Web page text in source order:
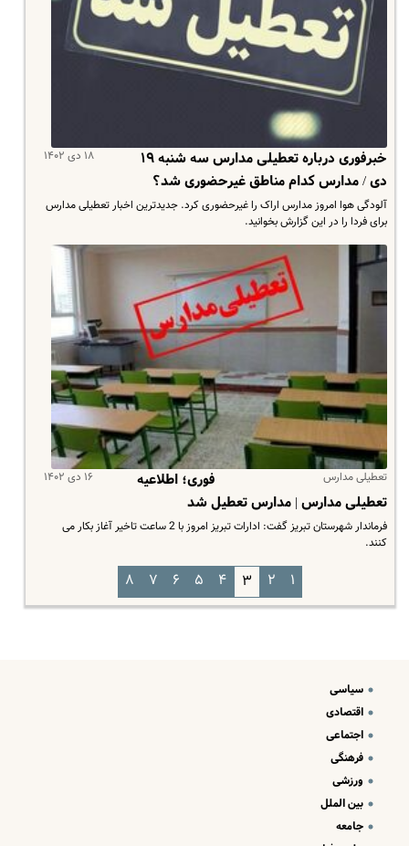
۱۸ دی ۱۴۰۲
خبرفوری درباره تعطیلی مدارس سه شنبه ۱۹
دی / مدارس کدام مناطق غیرحضوری شد؟
آلودگی هوا امروز مدارس اراک را غیرحضوری کرد. جدیدترین اخبار تعطیلی مدارس
برای فردا را در این گزارش بخوانید.
تعطیلی مدارس ۱۶ دی ۱۴۰۲
فوری؛ اطلاعیه
تعطیلی مدارس | مدارس تعطیل شد
فرماندار شهرستان تبریز گفت: ادارات تبریز امروز با 2 ساعت تاخیر آغاز بکار می
کنند.
۱ ۲ ۳ ۴ ۵ ۶ ۷ ۸
سیاسی
اقتصادی
اجتماعی
فرهنگی
ورزشی
بین الملل
جامعه